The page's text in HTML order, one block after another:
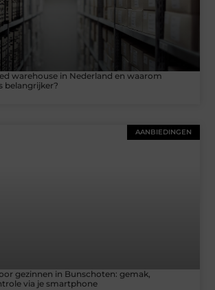
warehouse in Nederland en waarom
belangrijker?
AANBIEDINGEN
gezinnen in Bunschoten: gemak,
via je smartphone